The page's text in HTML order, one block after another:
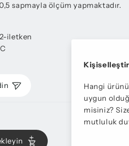
sapmayla ölçüm yapmaktadır.
iletken
Hangi
uygun
misiniz?
mutluluk